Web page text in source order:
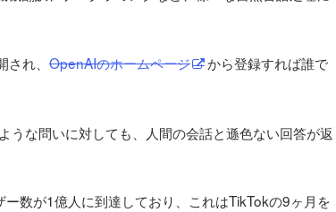
れ、 OpenAIのホームページ
から登録すれば誰で
な問いに対しても、人間の会話と遜色ない回答が返
数が1億人に到達しており、これはTikTokの9ヶ月を